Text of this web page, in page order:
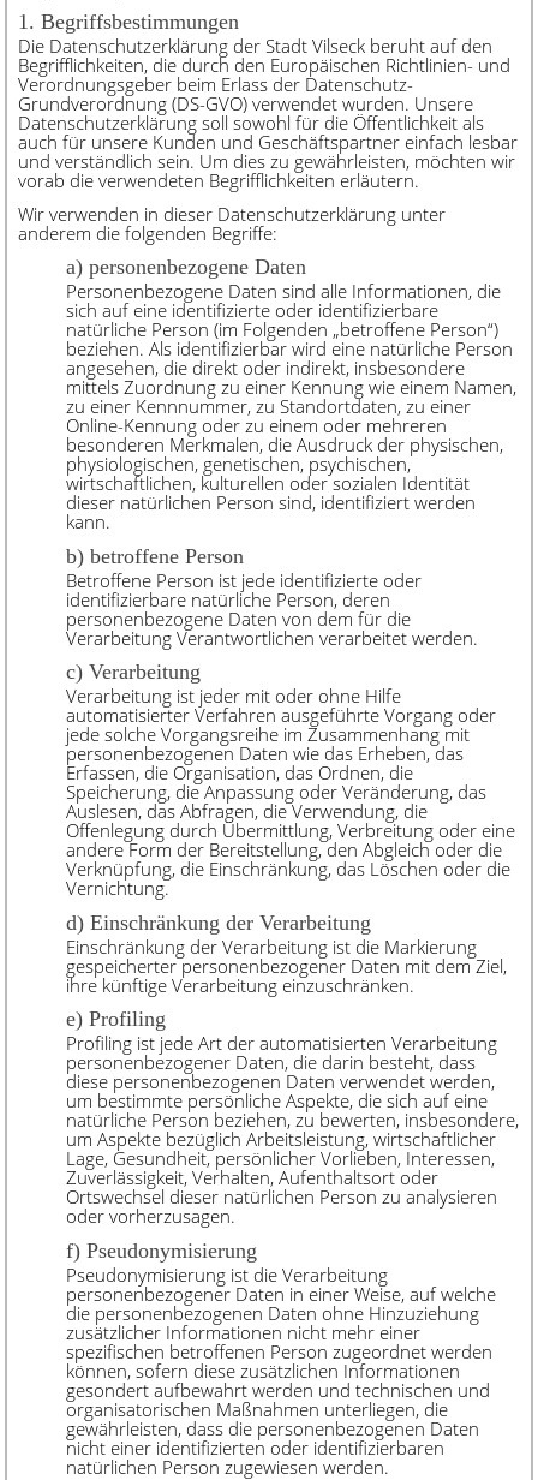
1. Begriffsbestimmungen
Die Datenschutzerklärung der Stadt Vilseck beruht auf den
Begrifflichkeiten, die durch den Europäischen Richtlinien- und
Verordnungsgeber beim Erlass der Datenschutz-
Grundverordnung (DS-GVO) verwendet wurden. Unsere
Datenschutzerklärung soll sowohl für die Öffentlichkeit als
auch für unsere Kunden und Geschäftspartner einfach lesbar
und verständlich sein. Um dies zu gewährleisten, möchten wir
vorab die verwendeten Begrifflichkeiten erläutern.
Wir verwenden in dieser Datenschutzerklärung unter
anderem die folgenden Begriffe:
a) personenbezogene Daten
Personenbezogene Daten sind alle Informationen, die
sich auf eine identifizierte oder identifizierbare
natürliche Person (im Folgenden „betroffene Person“)
beziehen. Als identifizierbar wird eine natürliche Person
angesehen, die direkt oder indirekt, insbesondere
mittels Zuordnung zu einer Kennung wie einem Namen,
zu einer Kennnummer, zu Standortdaten, zu einer
Online-Kennung oder zu einem oder mehreren
besonderen Merkmalen, die Ausdruck der physischen,
physiologischen, genetischen, psychischen,
wirtschaftlichen, kulturellen oder sozialen Identität
dieser natürlichen Person sind, identifiziert werden
kann.
b) betroffene Person
Betroffene Person ist jede identifizierte oder
identifizierbare natürliche Person, deren
personenbezogene Daten von dem für die
Verarbeitung Verantwortlichen verarbeitet werden.
c) Verarbeitung
Verarbeitung ist jeder mit oder ohne Hilfe
automatisierter Verfahren ausgeführte Vorgang oder
jede solche Vorgangsreihe im Zusammenhang mit
personenbezogenen Daten wie das Erheben, das
Erfassen, die Organisation, das Ordnen, die
Speicherung, die Anpassung oder Veränderung, das
Auslesen, das Abfragen, die Verwendung, die
Offenlegung durch Übermittlung, Verbreitung oder eine
andere Form der Bereitstellung, den Abgleich oder die
Verknüpfung, die Einschränkung, das Löschen oder die
Vernichtung.
d) Einschränkung der Verarbeitung
Einschränkung der Verarbeitung ist die Markierung
gespeicherter personenbezogener Daten mit dem Ziel,
ihre künftige Verarbeitung einzuschränken.
e) Profiling
Profiling ist jede Art der automatisierten Verarbeitung
personenbezogener Daten, die darin besteht, dass
diese personenbezogenen Daten verwendet werden,
um bestimmte persönliche Aspekte, die sich auf eine
natürliche Person beziehen, zu bewerten, insbesondere,
um Aspekte bezüglich Arbeitsleistung, wirtschaftlicher
Lage, Gesundheit, persönlicher Vorlieben, Interessen,
Zuverlässigkeit, Verhalten, Aufenthaltsort oder
Ortswechsel dieser natürlichen Person zu analysieren
oder vorherzusagen.
f) Pseudonymisierung
Pseudonymisierung ist die Verarbeitung
personenbezogener Daten in einer Weise, auf welche
die personenbezogenen Daten ohne Hinzuziehung
zusätzlicher Informationen nicht mehr einer
spezifischen betroffenen Person zugeordnet werden
können, sofern diese zusätzlichen Informationen
gesondert aufbewahrt werden und technischen und
organisatorischen Maßnahmen unterliegen, die
gewährleisten, dass die personenbezogenen Daten
nicht einer identifizierten oder identifizierbaren
natürlichen Person zugewiesen werden.